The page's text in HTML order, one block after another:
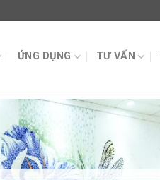
ỨNG DỤNG TƯ VẤN